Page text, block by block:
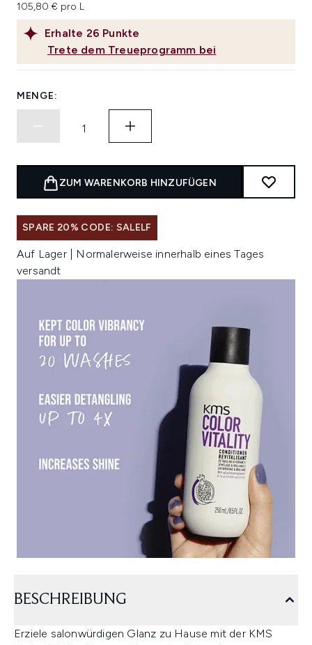
Seite.
Erhalte 26 Punkte
Trete dem Treueprogramm bei
105,80 € pro L
MENGE:
ZUM WARENKORB HINZUFÜGEN
SPARE 20% CODE: SALELF
Auf Lager | Normalerweise innerhalb eines Tages
versandt
BESCHREIBUNG
Erziele salonwürdigen Glanz zu Hause mit der KMS